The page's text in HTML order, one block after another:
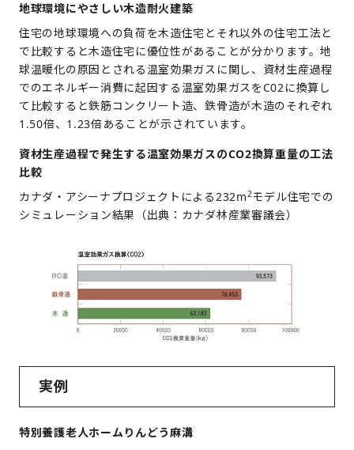
地球環境にやさしい木造耐火建築
住宅の地球環境への負荷を木造住宅とそれ以外の住宅工法と
で比較すると木造住宅に優位性があることが分かります。地
球温暖化の原因とされる温室効果ガスに関し、資材生産過程
でのエネルギー消費に起因する温室効果ガスをC02に換算し
て比較すると鉄筋コンクリート造、鉄骨造が木造のそれぞれ
1.50倍、1.23倍あることが示されています。
資材生産過程で発生する温室効果ガスのCO2換算重量の工法
比較
カナダ・アシーナプロジェクトによる232m2モデル住宅での
シミュレーション結果（出典：カナダ林産業審議会）
実例
特別養護老人ホームりんどう麻溝